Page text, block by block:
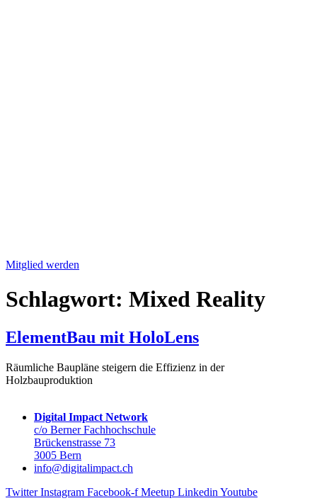
Mitglied werden
Schlagwort: Mixed Reality
ElementBau mit HoloLens
Räumliche Baupläne steigern die Effizienz in der
Holzbauproduktion
Digital Impact Network
c/o Berner Fachhochschule
Brückenstrasse 73
3005 Bern
info@digitalimpact.ch
Twitter Instagram Facebook-f Meetup Linkedin Youtube